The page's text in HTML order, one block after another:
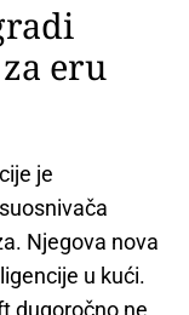
eru
je
Njegova nova
u kući.
dugoročno ne